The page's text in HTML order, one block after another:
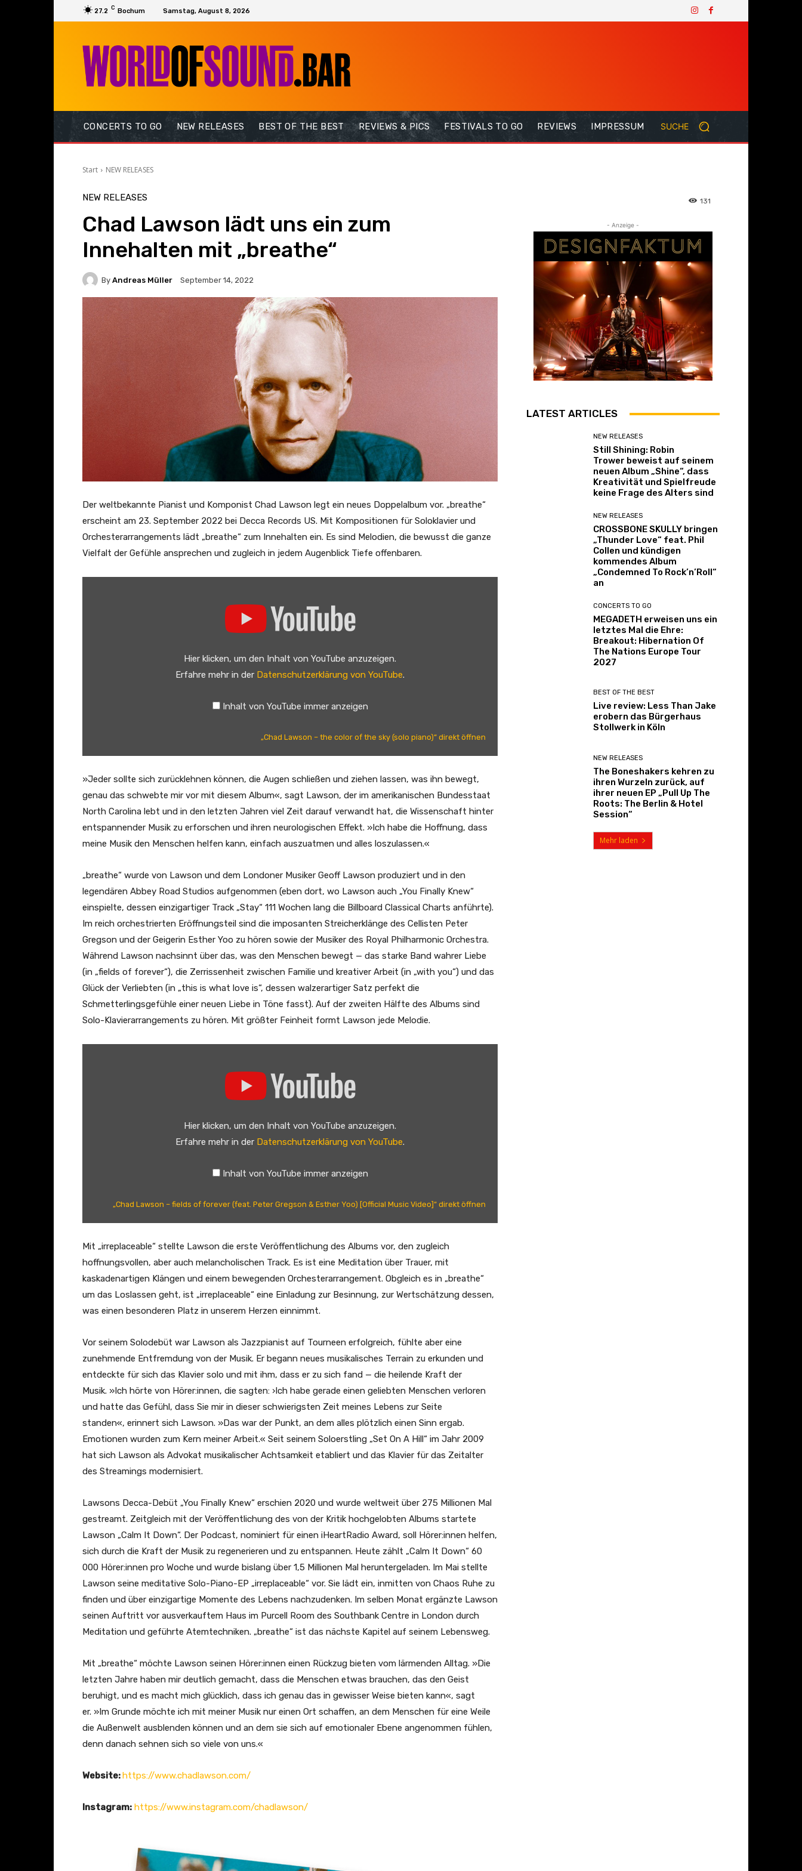
27.2 C Bochum Samstag, August 8, 2026
CONCERTS TO GO NEW RELEASES BEST OF THE BEST REVIEWS & PICS FESTIVALS TO GO REVIEWS IMPRESSUM SUCHE
Start NEW RELEASES
NEW RELEASES
Chad Lawson lädt uns ein zum
Innehalten mit „breathe“
By Andreas Müller September 14, 2022
Der weltbekannte Pianist und Komponist Chad Lawson legt ein neues Doppelalbum vor. „breathe“
erscheint am 23. September 2022 bei Decca Records US. Mit Kompositionen für Soloklavier und
Orchesterarrangements lädt „breathe“ zum Innehalten ein. Es sind Melodien, die bewusst die ganze
Vielfalt der Gefühle ansprechen und zugleich in jedem Augenblick Tiefe offenbaren.
t
h
e
c
o
o
r
o
f
t
h
e
s
k
y
o
n
Y
o
u
u
b
e
a
n
z
e
i
g
n
Hier klicken, um den Inhalt von YouTube anzuzeigen.
Erfahre mehr in der Datenschutzerklärung von YouTube.
Inhalt von YouTube immer anzeigen
„Chad Lawson – the color of the sky (solo piano)“ direkt öffnen
»Jeder sollte sich zurücklehnen können, die Augen schließen und ziehen lassen, was ihn bewegt,
genau das schwebte mir vor mit diesem Album«, sagt Lawson, der im amerikanischen Bundesstaat
North Carolina lebt und in den letzten Jahren viel Zeit darauf verwandt hat, die Wissenschaft hinter
entspannender Musik zu erforschen und ihren neurologischen Effekt. »Ich habe die Hoffnung, dass
meine Musik den Menschen helfen kann, einfach auszuatmen und alles loszulassen.«
„breathe“ wurde von Lawson und dem Londoner Musiker Geoff Lawson produziert und in den
legendären Abbey Road Studios aufgenommen (eben dort, wo Lawson auch „You Finally Knew“
einspielte, dessen einzigartiger Track „Stay“ 111 Wochen lang die Billboard Classical Charts anführte).
Im reich orchestrierten Eröffnungsteil sind die imposanten Streicherklänge des Cellisten Peter
Gregson und der Geigerin Esther Yoo zu hören sowie der Musiker des Royal Philharmonic Orchestra.
Während Lawson nachsinnt über das, was den Menschen bewegt — das starke Band wahrer Liebe
(in „fields of forever“), die Zerrissenheit zwischen Familie und kreativer Arbeit (in „with you“) und das
Glück der Verliebten (in „this is what love is“, dessen walzerartiger Satz perfekt die
Schmetterlingsgefühle einer neuen Liebe in Töne fasst). Auf der zweiten Hälfte des Albums sind
Solo-Klavierarrangements zu hören. Mit größter Feinheit formt Lawson jede Melodie.
f
i
e
l
d
o
f
f
o
r
e
v
e
r
f
e
a
t
.
P
e
t
e
G
r
e
g
s
o
&
s
Hier klicken, um den Inhalt von YouTube anzuzeigen.
Erfahre mehr in der Datenschutzerklärung von YouTube.
Inhalt von YouTube immer anzeigen
„Chad Lawson – fields of forever (feat. Peter Gregson & Esther Yoo) [Official Music Video]“ direkt öffnen
Mit „irreplaceable“ stellte Lawson die erste Veröffentlichung des Albums vor, den zugleich
hoffnungsvollen, aber auch melancholischen Track. Es ist eine Meditation über Trauer, mit
kaskadenartigen Klängen und einem bewegenden Orchesterarrangement. Obgleich es in „breathe“
um das Loslassen geht, ist „irreplaceable“ eine Einladung zur Besinnung, zur Wertschätzung dessen,
was einen besonderen Platz in unserem Herzen einnimmt.
Vor seinem Solodebüt war Lawson als Jazzpianist auf Tourneen erfolgreich, fühlte aber eine
zunehmende Entfremdung von der Musik. Er begann neues musikalisches Terrain zu erkunden und
entdeckte für sich das Klavier solo und mit ihm, dass er zu sich fand — die heilende Kraft der
Musik. »Ich hörte von Hörer:innen, die sagten: ›Ich habe gerade einen geliebten Menschen verloren
und hatte das Gefühl, dass Sie mir in dieser schwierigsten Zeit meines Lebens zur Seite
standen«, erinnert sich Lawson. »Das war der Punkt, an dem alles plötzlich einen Sinn ergab.
Emotionen wurden zum Kern meiner Arbeit.« Seit seinem Soloerstling „Set On A Hill“ im Jahr 2009
hat sich Lawson als Advokat musikalischer Achtsamkeit etabliert und das Klavier für das Zeitalter
des Streamings modernisiert.
Lawsons Decca-Debüt „You Finally Knew“ erschien 2020 und wurde weltweit über 275 Millionen Mal
gestreamt. Zeitgleich mit der Veröffentlichung des von der Kritik hochgelobten Albums startete
Lawson „Calm It Down“. Der Podcast, nominiert für einen iHeartRadio Award, soll Hörer:innen helfen,
sich durch die Kraft der Musik zu regenerieren und zu entspannen. Heute zählt „Calm It Down“ 60
000 Hörer:innen pro Woche und wurde bislang über 1,5 Millionen Mal heruntergeladen. Im Mai stellte
Lawson seine meditative Solo-Piano-EP „irreplaceable“ vor. Sie lädt ein, inmitten von Chaos Ruhe zu
finden und über einzigartige Momente des Lebens nachzudenken. Im selben Monat ergänzte Lawson
seinen Auftritt vor ausverkauftem Haus im Purcell Room des Southbank Centre in London durch
Meditation und geführte Atemtechniken. „breathe“ ist das nächste Kapitel auf seinem Lebensweg.
Mit „breathe“ möchte Lawson seinen Hörer:innen einen Rückzug bieten vom lärmenden Alltag. »Die
letzten Jahre haben mir deutlich gemacht, dass die Menschen etwas brauchen, das den Geist
beruhigt, und es macht mich glücklich, dass ich genau das in gewisser Weise bieten kann«, sagt
er. »Im Grunde möchte ich mit meiner Musik nur einen Ort schaffen, an dem Menschen für eine Weile
die Außenwelt ausblenden können und an dem sie sich auf emotionaler Ebene angenommen fühlen,
denn danach sehnen sich so viele von uns.«
Website:https://www.chadlawson.com/
Instagram: https://www.instagram.com/chadlawson/
131
- Anzeige -
LATEST ARTICLES
NEW RELEASES
Still Shining: Robin
Trower beweist auf seinem
neuen Album „Shine“, dass
Kreativität und Spielfreude
keine Frage des Alters sind
NEW RELEASES
CROSSBONE SKULLY bringen
„Thunder Love“ feat. Phil
Collen und kündigen
kommendes Album
„Condemned To Rock’n’Roll“
an
CONCERTS TO GO
MEGADETH erweisen uns ein
letztes Mal die Ehre:
Breakout: Hibernation Of
The Nations Europe Tour
2027
BEST OF THE BEST
Live review: Less Than Jake
erobern das Bürgerhaus
Stollwerk in Köln
NEW RELEASES
The Boneshakers kehren zu
ihren Wurzeln zurück, auf
ihrer neuen EP „Pull Up The
Roots: The Berlin & Hotel
Session“
Mehr laden